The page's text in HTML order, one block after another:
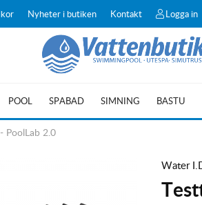
Nyheter i butiken Kontakt Logga in
POOL SPABAD SIMNING BASTU
PoolLab 2.0
Water